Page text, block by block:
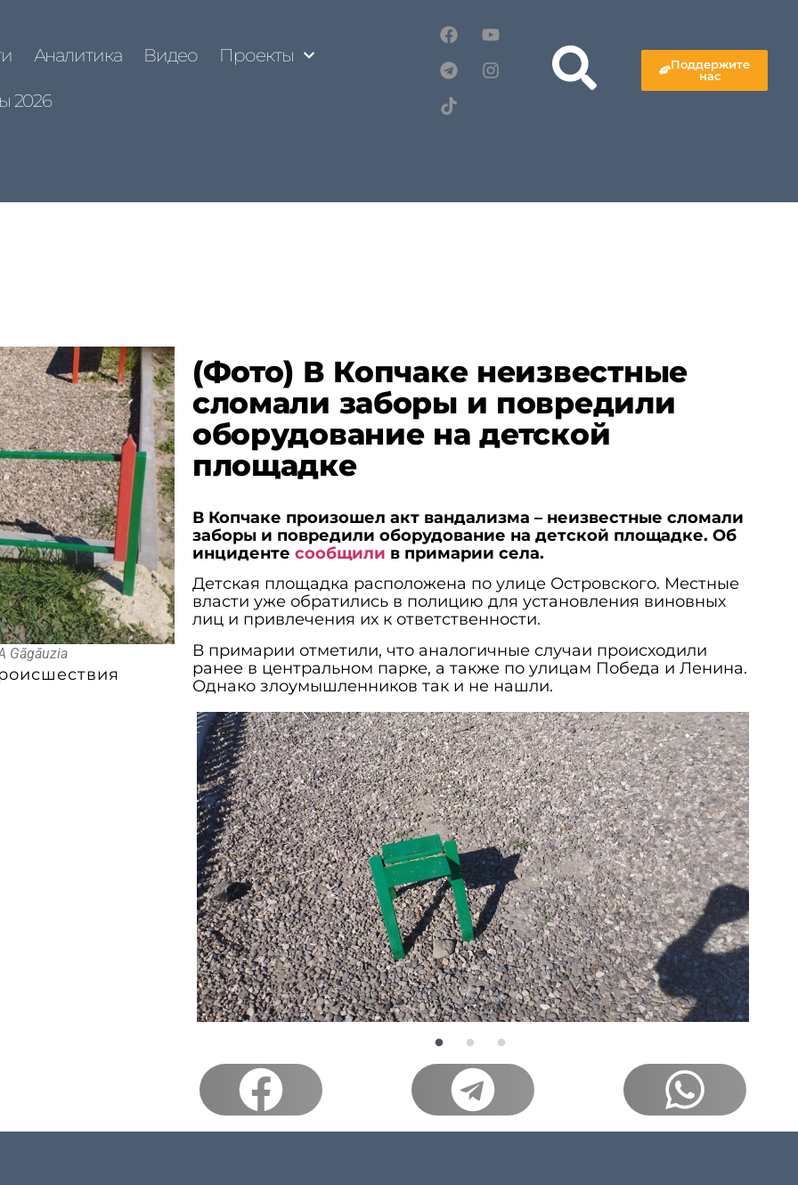
Аналитика Видео Проекты
2026
Поддержите
нас
Găgăuzia
(Фото) В Копчаке неизвестные
сломали заборы и повредили
оборудование на детской
площадке
В Копчаке произошел акт вандализма – неизвестные сломали
заборы и повредили оборудование на детской площадке. Об
инциденте сообщили в примарии села.
Детская площадка расположена по улице Островского. Местные
власти уже обратились в полицию для установления виновных
лиц и привлечения их к ответственности.
В примарии отметили, что аналогичные случаи происходили
ранее в центральном парке, а также по улицам Победа и Ленина.
Однако злоумышленников так и не нашли.